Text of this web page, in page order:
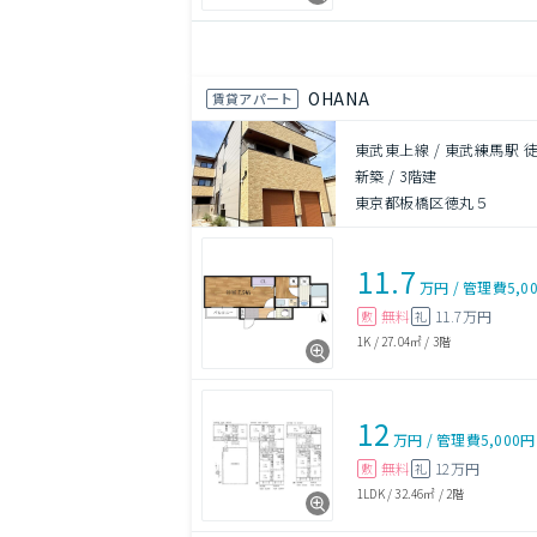
賃貸アパート OHANA
東武東上線 / 東武練馬駅
新築 / 3階建
東京都板橋区徳丸５
11.7 万円 /管理費
敷 無料 礼 11.7万円
1K / 27.04㎡ / 3階
12 万円 /管理費5,000円
敷 無料 礼 12万円
1LDK/32.46㎡ / 2階